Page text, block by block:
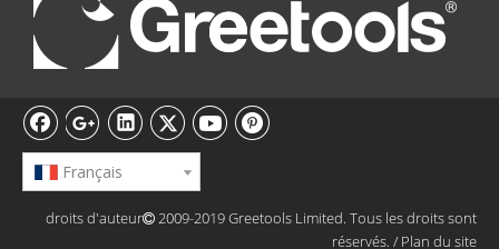
Français
droits d'auteur 2009-2019 Greetools Limited. Tous les droits sont
réservés. / Plan du site